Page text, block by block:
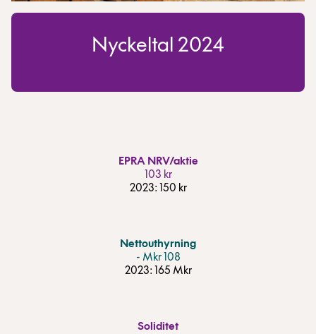
Nyckeltal 2024
EPRA NRV/aktie
142 kr
2023: 150 kr
Nettouthyrning
- Mkr 108
2023: 165 Mkr
Soliditet